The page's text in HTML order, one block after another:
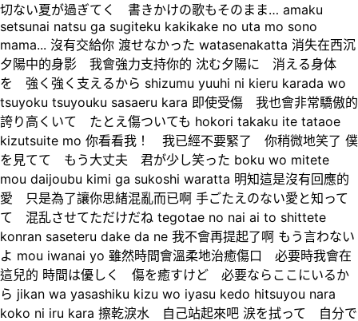
切ない夏が過ぎてく 書きかけの歌もそのまま… amaku
setsunai natsu ga sugiteku kakikake no uta mo sono
mama... 沒有交給你 渡せなかった watasenakatta 消失在西沉
夕陽中的身影 我會強力支持你的 沈む夕陽に 消える身体
を 強く強く支えるから shizumu yuuhi ni kieru karada wo
tsuyoku tsuyouku sasaeru kara 即使受傷 我也會非常驕傲的
誇り高くいて たとえ傷ついても hokori takaku ite tataoe
kizutsuite mo 你看看我！ 我已經不要緊了 你稍微地笑了 僕
を見てて もう大丈夫 君が少し笑った boku wo mitete
mou daijoubu kimi ga sukoshi waratta 明知這是沒有回應的
愛 只是為了讓你思緒混亂而已啊 手ごたえのない愛と知って
て 混乱させてただけだね tegotae no nai ai to shittete
konran saseteru dake da ne 我不會再提起了啊 もう言わない
よ mou iwanai yo 雖然時間會溫柔地治癒傷口 必要時我會在
這兒的 時間は優しく 傷を癒すけど 必要ならここにいるか
ら jikan wa yasashiku kizu wo iyasu kedo hitsuyou nara
koko ni iru kara 擦乾淚水 自己站起來吧 涙を拭って 自分で